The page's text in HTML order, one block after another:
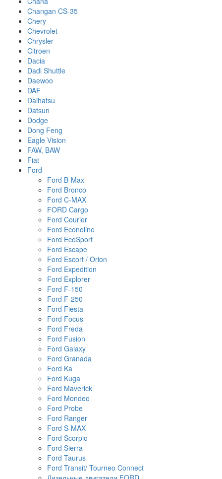
Changan CS-35
Chery
Chevrolet
Chrysler
Citroen
Dacia
Dadi Shuttle
Daewoo
DAF
Daihatsu
Datsun
Dodge
Dong Feng
Eagle Vision
FAW, BAW
Fiat
Ford
Ford B-Max
Ford Bronco
Ford C-MAX
FORD Cargo
Ford Courier
Ford Econoline
Ford EcoSport
Ford Escape
Ford Escort / Orion
Ford Expedition
Ford Explorer
Ford F-150
Ford F-250
Ford Fiesta
Ford Focus
Ford Freda
Ford Fusion
Ford Galaxy
Ford Granada
Ford Ka
Ford Kuga
Ford Maverick
Ford Mondeo
Ford Probe
Ford Ranger
Ford S-MAX
Ford Scorpio
Ford Sierra
Ford Taurus
Ford Transit/ Tourneo Connect